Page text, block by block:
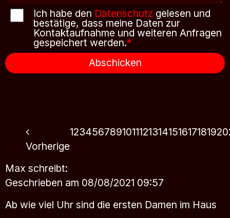
Ich habe den Datenschutz gelesen und
bestätige, dass meine Daten zur
Kontaktaufnahme und weiteren Anfragen
gespeichert werden.*
Abschicken
Vorherige
1234567891011121314151617181920
Max schreibt:
Geschrieben am 08/08/2021 09:57
Ab wie viel Uhr sind die ersten Damen im Haus